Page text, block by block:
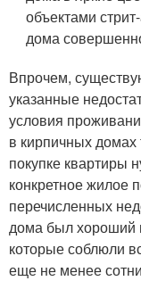
объектами
дома
Впрочем,
указанные
условия
в кирпичных домах
покупке квартиры
конкретное жилое
перечисленных
дома был хороший
которые соблюли
еще не менее